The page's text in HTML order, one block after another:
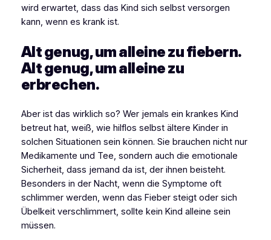
wird erwartet, dass das Kind sich selbst versorgen
kann, wenn es krank ist.
Alt genug, um alleine zu fiebern.
Alt genug, um alleine zu
erbrechen.
Aber ist das wirklich so? Wer jemals ein krankes Kind
betreut hat, weiß, wie hilflos selbst ältere Kinder in
solchen Situationen sein können. Sie brauchen nicht nur
Medikamente und Tee, sondern auch die emotionale
Sicherheit, dass jemand da ist, der ihnen beisteht.
Besonders in der Nacht, wenn die Symptome oft
schlimmer werden, wenn das Fieber steigt oder sich
Übelkeit verschlimmert, sollte kein Kind alleine sein
müssen.